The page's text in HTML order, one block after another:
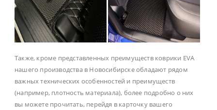
Также, кроме представленных преимуществ коврики EVA
нашего производства в Новосибирске обладают рядом
важных технических особенностей и преимуществ
(например, плотность материала), более подробно о них
вы можете прочитать, перейдя в карточку вашего